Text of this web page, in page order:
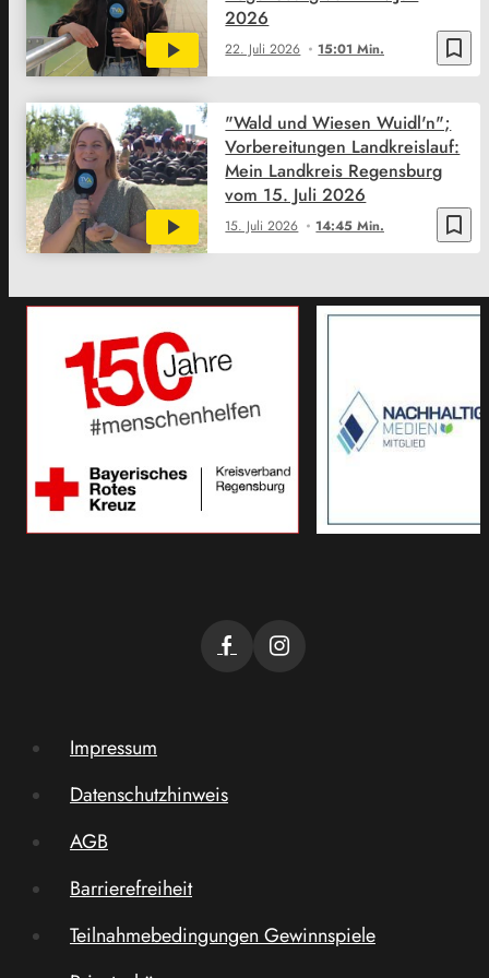
bookmark_border
22. Juli 2026 15:01 Min.
2026
bookmark_border
15. Juli 2026 14:45 Min.
"Wald und Wiesen Wuidl'n";
Vorbereitungen Landkreislauf:
Mein Landkreis Regensburg
vom 15. Juli 2026
Impressum
Datenschutzhinweis
AGB
Barrierefreiheit
Teilnahmebedingungen Gewinnspiele